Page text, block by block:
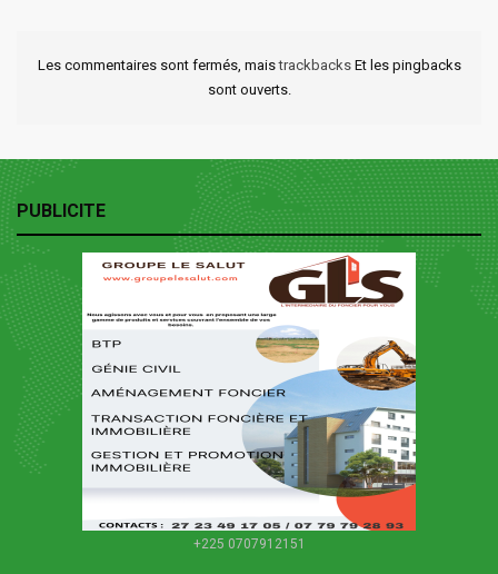
Les commentaires sont fermés, maistrackbacks Et les pingbacks
sont ouverts.
PUBLICITE
+225 0707912151